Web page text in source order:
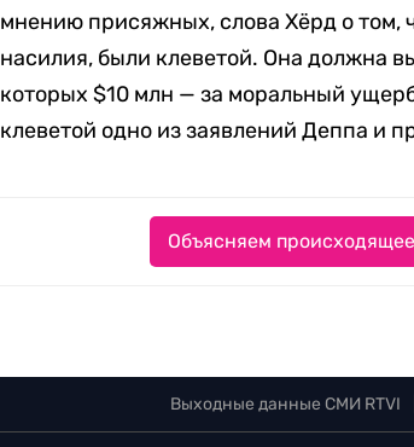
мнению присяжных, слова Хёрд о том,
насилия, были клеветой. Она должна
которых $10 млн — за моральный
клеветой одно из заявлений Деппа и
Объясняем
Выходные данные СМИ RTVI